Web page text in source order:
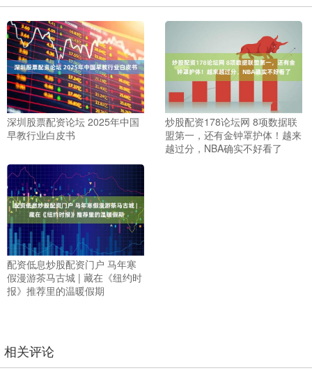
深圳股票配资论坛 2025年中国
早教行业白皮书
炒股配资178论坛网 8项数据联
盟第一，还有金钟罩护体！越来
越过分，NBA确实不好看了
配资低息炒股配资门户 马年寒
假漫游茶马古城 | 藏在《纽约时
报》推荐里的温暖假期
相关评论